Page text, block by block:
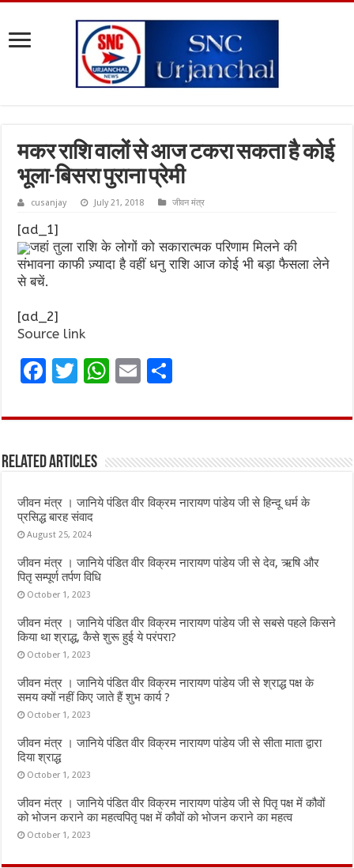
मकर राशि वालों से आज टकरा सकता है कोई
भूला-बिसरा पुराना प्रेमी
cusanjay July 21, 2018 जीवन मंत्र
[ad_1]
जहां तुला राशि के लोगों को सकारात्मक परिणाम मिलने की
संभावना काफी ज़्यादा है वहीं धनु राशि आज कोई भी बड़ा फैसला लेने
से बचें.
[ad_2]
Source link
F
ce
o
o
k
T
it
r
W
at
A
p
E
ai ar
Related Articles
जीवन मंत्र । जानिये पंडित वीर विक्रम नारायण पांडेय जी से हिन्दू धर्म के
प्रसिद्ध बारह संवाद
August 25, 2024
जीवन मंत्र । जानिये पंडित वीर विक्रम नारायण पांडेय जी से देव, ऋषि और
पितृ सम्पूर्ण तर्पण विधि
October 1, 2023
जीवन मंत्र । जानिये पंडित वीर विक्रम नारायण पांडेय जी से सबसे पहले किसने
किया था श्राद्ध, कैसे शुरू हुई ये परंपरा?
October 1, 2023
जीवन मंत्र । जानिये पंडित वीर विक्रम नारायण पांडेय जी से श्राद्ध पक्ष के
समय क्यों नहीं किए जाते हैं शुभ कार्य ?
October 1, 2023
जीवन मंत्र । जानिये पंडित वीर विक्रम नारायण पांडेय जी से सीता माता द्वारा
दिया श्राद्ध
October 1, 2023
जीवन मंत्र । जानिये पंडित वीर विक्रम नारायण पांडेय जी से पितृ पक्ष में कौवों
को भोजन कराने का महत्वपितृ पक्ष में कौवों को भोजन कराने का महत्व
October 1, 2023